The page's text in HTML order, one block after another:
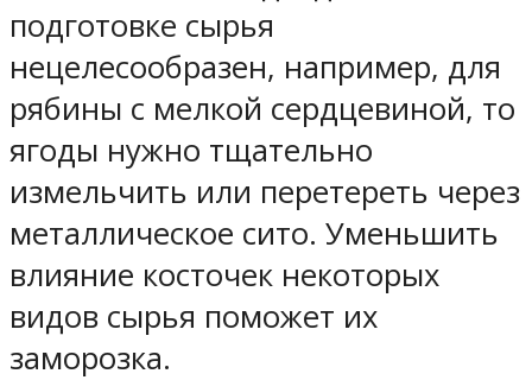
подготовке сырья
нецелесообразен, например, для
рябины с мелкой сердцевиной, то
ягоды нужно тщательно
измельчить или перетереть через
металлическое сито. Уменьшить
влияние косточек некоторых
видов сырья поможет их
заморозка.